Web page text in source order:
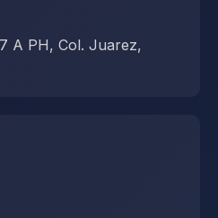
A PH, Col. Juarez,